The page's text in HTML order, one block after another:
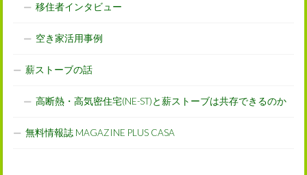
移住者インタビュー
空き家活用事例
薪ストーブの話
高断熱・高気密住宅(NE-ST)と薪ストーブは共存できるのか
無料情報誌 MAGAZINE PLUS CASA